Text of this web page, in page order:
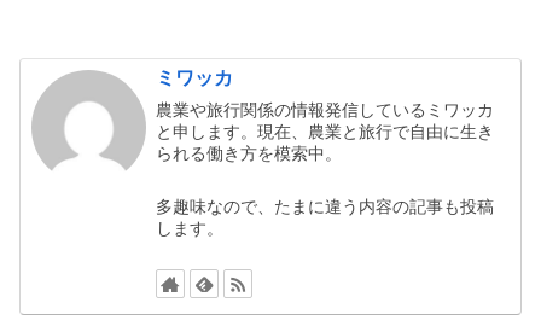
ミワッカ
農業や旅行関係の情報発信しているミワッカ
と申します。現在、農業と旅行で自由に生き
られる働き方を模索中。
多趣味なので、たまに違う内容の記事も投稿
します。